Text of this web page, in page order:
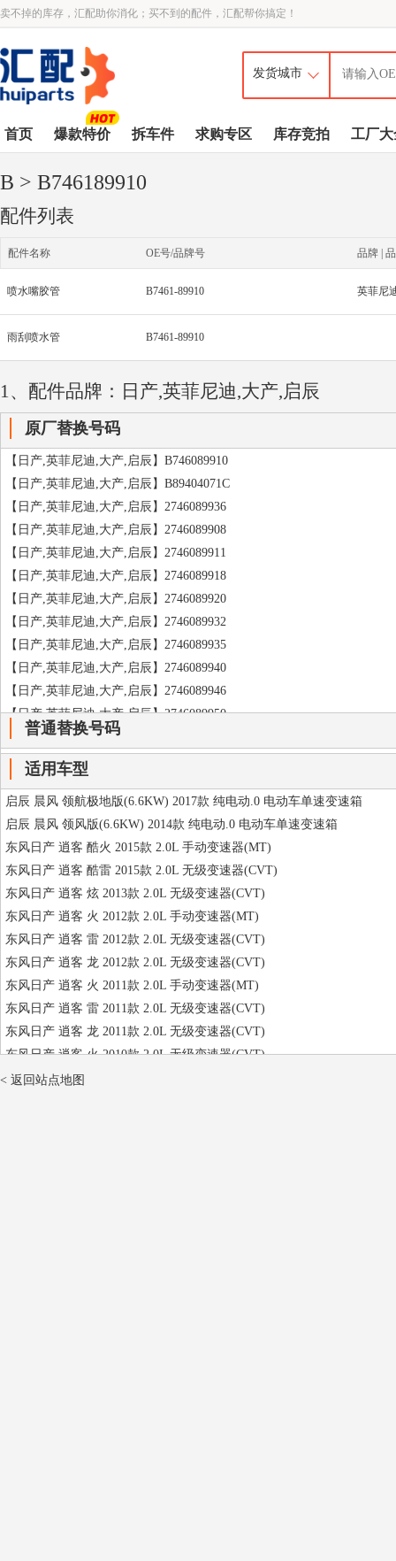
卖不掉的库存，汇配助你消化；买不到的配件，汇配帮你搞定！
首页 爆款特价 拆车件 求购专区 库存竞拍 工厂大
B > B746189910
配件列表
配件名称 OE号/品牌号 品牌 |
喷水嘴胶管 B7461-89910 英菲尼
雨刮喷水管 B7461-89910
1、配件品牌：日产,英菲尼迪,大产,启辰
原厂替换号码
【日产,英菲尼迪,大产,启辰】B746089910
【日产,英菲尼迪,大产,启辰】B89404071C
【日产,英菲尼迪,大产,启辰】2746089936
【日产,英菲尼迪,大产,启辰】2746089908
【日产,英菲尼迪,大产,启辰】2746089911
【日产,英菲尼迪,大产,启辰】2746089918
【日产,英菲尼迪,大产,启辰】2746089920
【日产,英菲尼迪,大产,启辰】2746089932
【日产,英菲尼迪,大产,启辰】2746089935
【日产,英菲尼迪,大产,启辰】2746089940
【日产,英菲尼迪,大产,启辰】2746089946
【日产,英菲尼迪,大产,启辰】2746089950
【日产,英菲尼迪,大产,启辰】2746089958
【日产,英菲尼迪,大产,启辰】2746089971
【日产,英菲尼迪,大产,启辰】2746089976
【日产,英菲尼迪,大产,启辰】2746189906
【日产,英菲尼迪,大产,启辰】2746189930
【日产,英菲尼迪,大产,启辰】B746089911
普通替换号码
适用车型
启辰 晨风 领航极地版(6.6KW) 2017款 纯电动.0 电动车单速变速箱
启辰 晨风 领风版(6.6KW) 2014款 纯电动.0 电动车单速变速箱
东风日产 逍客 酷火 2015款 2.0L 手动变速器(MT)
东风日产 逍客 酷雷 2015款 2.0L 无级变速器(CVT)
东风日产 逍客 炫 2013款 2.0L 无级变速器(CVT)
东风日产 逍客 火 2012款 2.0L 手动变速器(MT)
东风日产 逍客 雷 2012款 2.0L 无级变速器(CVT)
东风日产 逍客 龙 2012款 2.0L 无级变速器(CVT)
东风日产 逍客 火 2011款 2.0L 手动变速器(MT)
东风日产 逍客 雷 2011款 2.0L 无级变速器(CVT)
东风日产 逍客 龙 2011款 2.0L 无级变速器(CVT)
东风日产 逍客 火 2010款 2.0L 无级变速器(CVT)
东风日产 逍客 虎 2010款 2.0L 无级变速器(CVT)
< 返回站点地图